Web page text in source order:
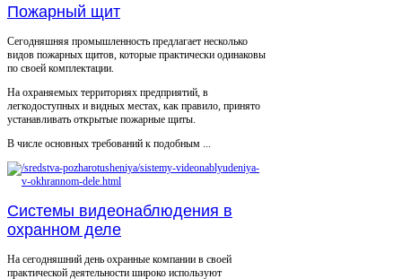
Пожарный щит
Сегодняшняя промышленность предлагает несколько
видов пожарных щитов, которые практически одинаковы
по своей комплектации.
На охраняемых территориях предприятий, в
легкодоступных и видных местах, как правило, принято
устанавливать открытые пожарные щиты.
В числе основных требований к подобным ...
Системы видеонаблюдения в
охранном деле
На сегодняшний день охранные компании в своей
практической деятельности широко используют